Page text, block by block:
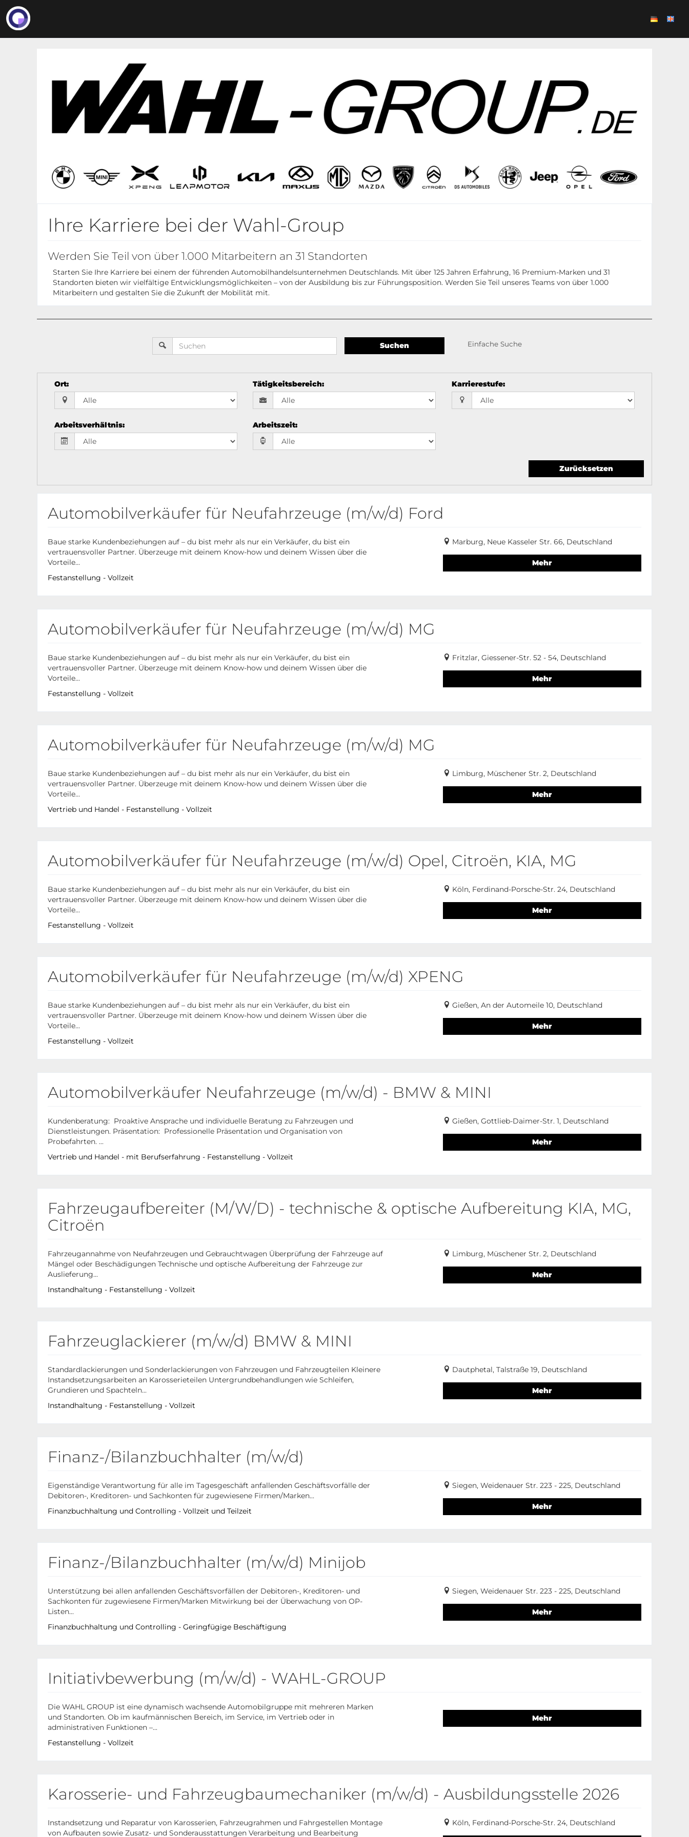
Ihre Karriere bei der Wahl-Group
Werden Sie Teil von über 1.000 Mitarbeitern an 31 Standorten
Starten Sie Ihre Karriere bei einem der führenden Automobilhandelsunternehmen Deutschlands. Mit über 125 Jahren Erfahrung, 16 Premium-Marken und 31
Standorten bieten wir vielfältige Entwicklungsmöglichkeiten – von der Ausbildung bis zur Führungsposition. Werden Sie Teil unseres Teams von über 1.000
Mitarbeitern und gestalten Sie die Zukunft der Mobilität mit.
Suchen Einfache Suche
Ort: Tätigkeitsbereich: Karrierestufe:
Arbeitsverhältnis: Arbeitszeit:
Zurücksetzen
Automobilverkäufer für Neufahrzeuge (m/w/d) Ford
Baue starke Kundenbeziehungen auf – du bist mehr als nur ein Verkäufer, du bist ein
vertrauensvoller Partner. Überzeuge mit deinem Know-how und deinem Wissen über die
Vorteile...
Festanstellung - Vollzeit
Marburg, Neue Kasseler Str. 66, Deutschland
Mehr
Automobilverkäufer für Neufahrzeuge (m/w/d) MG
Baue starke Kundenbeziehungen auf – du bist mehr als nur ein Verkäufer, du bist ein
vertrauensvoller Partner. Überzeuge mit deinem Know-how und deinem Wissen über die
Vorteile...
Festanstellung - Vollzeit
Fritzlar, Giessener-Str. 52 - 54, Deutschland
Mehr
Automobilverkäufer für Neufahrzeuge (m/w/d) MG
Baue starke Kundenbeziehungen auf – du bist mehr als nur ein Verkäufer, du bist ein
vertrauensvoller Partner. Überzeuge mit deinem Know-how und deinem Wissen über die
Vorteile...
Vertrieb und Handel - Festanstellung - Vollzeit
Limburg, Müschener Str. 2, Deutschland
Mehr
Automobilverkäufer für Neufahrzeuge (m/w/d) Opel, Citroën, KIA, MG
Baue starke Kundenbeziehungen auf – du bist mehr als nur ein Verkäufer, du bist ein
vertrauensvoller Partner. Überzeuge mit deinem Know-how und deinem Wissen über die
Vorteile...
Festanstellung - Vollzeit
Köln, Ferdinand-Porsche-Str. 24, Deutschland
Mehr
Automobilverkäufer für Neufahrzeuge (m/w/d) XPENG
Baue starke Kundenbeziehungen auf – du bist mehr als nur ein Verkäufer, du bist ein
vertrauensvoller Partner. Überzeuge mit deinem Know-how und deinem Wissen über die
Vorteile...
Festanstellung - Vollzeit
Gießen, An der Automeile 10, Deutschland
Mehr
Automobilverkäufer Neufahrzeuge (m/w/d) - BMW & MINI
Kundenberatung: Proaktive Ansprache und individuelle Beratung zu Fahrzeugen und
Dienstleistungen. Präsentation: Professionelle Präsentation und Organisation von
Probefahrten. ...
Vertrieb und Handel - mit Berufserfahrung - Festanstellung - Vollzeit
Gießen, Gottlieb-Daimer-Str. 1, Deutschland
Mehr
Fahrzeugaufbereiter (M/W/D) - technische & optische Aufbereitung KIA, MG,
Citroën
Fahrzeugannahme von Neufahrzeugen und Gebrauchtwagen Überprüfung der Fahrzeuge auf
Mängel oder Beschädigungen Technische und optische Aufbereitung der Fahrzeuge zur
Auslieferung...
Instandhaltung - Festanstellung - Vollzeit
Limburg, Müschener Str. 2, Deutschland
Mehr
Fahrzeuglackierer (m/w/d) BMW & MINI
Standardlackierungen und Sonderlackierungen von Fahrzeugen und Fahrzeugteilen Kleinere
Instandsetzungsarbeiten an Karosserieteilen Untergrundbehandlungen wie Schleifen,
Grundieren und Spachteln...
Instandhaltung - Festanstellung - Vollzeit
Dautphetal, Talstraße 19, Deutschland
Mehr
Finanz-/Bilanzbuchhalter (m/w/d)
Eigenständige Verantwortung für alle im Tagesgeschäft anfallenden Geschäftsvorfälle der
Debitoren-, Kreditoren- und Sachkonten für zugewiesene Firmen/Marken...
Finanzbuchhaltung und Controlling - Vollzeit und Teilzeit
Siegen, Weidenauer Str. 223 - 225, Deutschland
Mehr
Finanz-/Bilanzbuchhalter (m/w/d) Minijob
Unterstützung bei allen anfallenden Geschäftsvorfällen der Debitoren-, Kreditoren- und
Sachkonten für zugewiesene Firmen/Marken Mitwirkung bei der Überwachung von OP-
Listen...
Finanzbuchhaltung und Controlling - Geringfügige Beschäftigung
Siegen, Weidenauer Str. 223 - 225, Deutschland
Mehr
Initiativbewerbung (m/w/d) - WAHL-GROUP
Die WAHL GROUP ist eine dynamisch wachsende Automobilgruppe mit mehreren Marken
und Standorten. Ob im kaufmännischen Bereich, im Service, im Vertrieb oder in
administrativen Funktionen –...
Festanstellung - Vollzeit
Mehr
Karosserie- und Fahrzeugbaumechaniker (m/w/d) - Ausbildungsstelle 2026
Instandsetzung und Reparatur von Karosserien, Fahrzeugrahmen und Fahrgestellen Montage
von Aufbauten sowie Zusatz- und Sonderausstattungen Verarbeitung und Bearbeitung
Köln, Ferdinand-Porsche-Str. 24, Deutschland